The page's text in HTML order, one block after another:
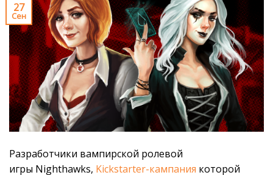
27
Сен
Разработчики вампирской ролевой
игры Nighthawks, Kickstarter-кампания которой